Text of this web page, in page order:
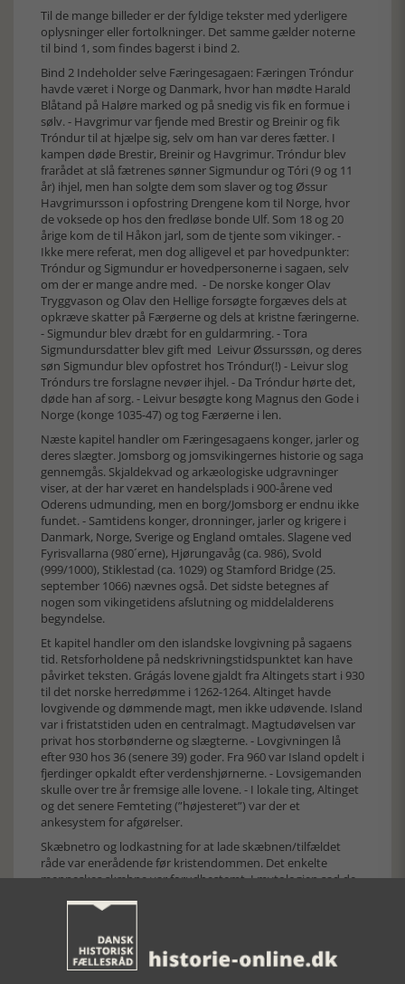
Til de mange billeder er der fyldige tekster med yderligere
oplysninger eller fortolkninger. Det samme gælder noterne
til bind 1, som findes bagerst i bind 2.
Bind 2 Indeholder selve Færingesagaen: Færingen Tróndur
havde været i Norge og Danmark, hvor han mødte Harald
Blåtand på Haløre marked og på snedig vis fik en formue i
sølv. - Havgrimur var fjende med Brestir og Breinir og fik
Tróndur til at hjælpe sig, selv om han var deres fætter. I
kampen døde Brestir, Breinir og Havgrimur. Tróndur blev
frarådet at slå fætrenes sønner Sigmundur og Tóri (9 og 11
år) ihjel, men han solgte dem som slaver og tog Øssur
Havgrimursson i opfostring Drengene kom til Norge, hvor
de voksede op hos den fredløse bonde Ulf. Som 18 og 20
årige kom de til Håkon jarl, som de tjente som vikinger. -
Ikke mere referat, men dog alligevel et par hovedpunkter:
Tróndur og Sigmundur er hovedpersonerne i sagaen, selv
om der er mange andre med. - De norske konger Olav
Tryggvason og Olav den Hellige forsøgte forgæves dels at
opkræve skatter på Færøerne og dels at kristne færingerne.
- Sigmundur blev dræbt for en guldarmring. - Tora
Sigmundursdatter blev gift med Leivur Øssurssøn, og deres
søn Sigmundur blev opfostret hos Tróndur(!) - Leivur slog
Tróndurs tre forslagne nevøer ihjel. - Da Tróndur hørte det,
døde han af sorg. - Leivur besøgte kong Magnus den Gode i
Norge (konge 1035-47) og tog Færøerne i len.
Næste kapitel handler om Færingesagaens konger, jarler og
deres slægter. Jomsborg og jomsvikingernes historie og saga
gennemgås. Skjaldekvad og arkæologiske udgravninger
viser, at der har været en handelsplads i 900-årene ved
Oderens udmunding, men en borg/Jomsborg er endnu ikke
fundet. - Samtidens konger, dronninger, jarler og krigere i
Danmark, Norge, Sverige og England omtales. Slagene ved
Fyrisvallarna (980´erne), Hjørungavåg (ca. 986), Svold
(999/1000), Stiklestad (ca. 1029) og Stamford Bridge (25.
september 1066) nævnes også. Det sidste betegnes af
nogen som vikingetidens afslutning og middelalderens
begyndelse.
Et kapitel handler om den islandske lovgivning på sagaens
tid. Retsforholdene på nedskrivningstidspunktet kan have
påvirket teksten. Grágás lovene gjaldt fra Altingets start i 930
til det norske herredømme i 1262-1264. Altinget havde
lovgivende og dømmende magt, men ikke udøvende. Island
var i fristatstiden uden en centralmagt. Magtudøvelsen var
privat hos storbønderne og slægterne. - Lovgivningen lå
efter 930 hos 36 (senere 39) goder. Fra 960 var Island opdelt i
fjerdinger opkaldt efter verdenshjørnerne. - Lovsigemanden
skulle over tre år fremsige alle lovene. - I lokale ting, Altinget
og det senere Femteting (”højesteret”) var der et
ankesystem for afgørelser.
Skæbnetro og lodkastning for at lade skæbnen/tilfældet
råde var enerådende før kristendommen. Det enkelte
menneskes skæbne var forudbestemt. I mytologien sad de
spandt og afklippede det enkelte menneskes livstråd.
lykke eller ulykke var også slægtens, ergo måtte anslag mod
slægtens fælles lykke hævnes. - Det er tankevækkende at